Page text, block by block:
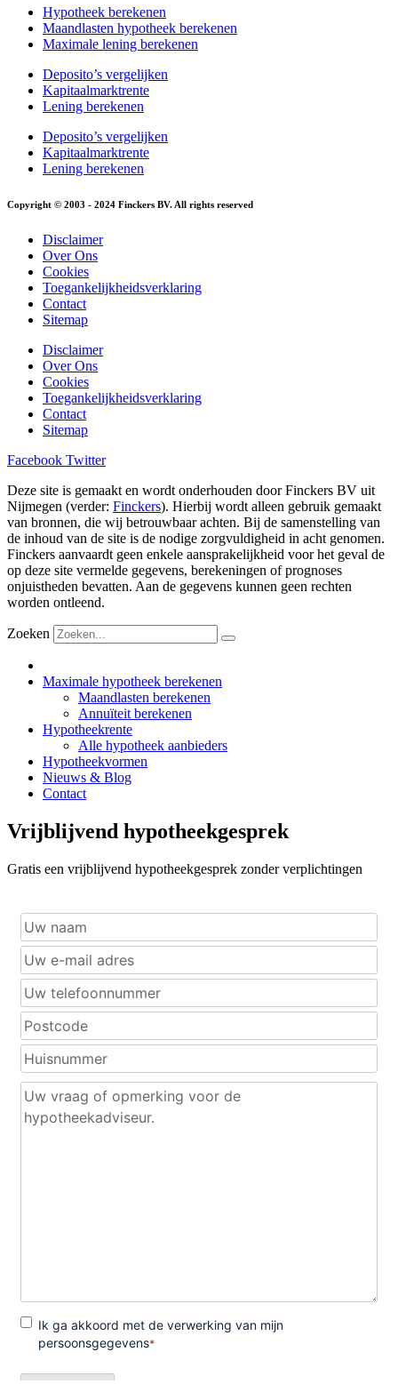
Hypotheek berekenen
Maandlasten hypotheek berekenen
Maximale lening berekenen
Deposito’s vergelijken
Kapitaalmarktrente
Lening berekenen
Deposito’s vergelijken
Kapitaalmarktrente
Lening berekenen
Copyright © 2003 - 2024 Finckers BV. All rights reserved
Disclaimer
Over Ons
Cookies
Toegankelijkheidsverklaring
Contact
Sitemap
Disclaimer
Over Ons
Cookies
Toegankelijkheidsverklaring
Contact
Sitemap
Facebook Twitter
Deze site is gemaakt en wordt onderhouden door Finckers BV uit
Nijmegen (verder: Finckers). Hierbij wordt alleen gebruik gemaakt
van bronnen, die wij betrouwbaar achten. Bij de samenstelling van
de inhoud van de site is de nodige zorgvuldigheid in acht genomen.
Finckers aanvaardt geen enkele aansprakelijkheid voor het geval de
op deze site vermelde gegevens, berekeningen of prognoses
onjuistheden bevatten. Aan de gegevens kunnen geen rechten
worden ontleend.
Zoeken
Maximale hypotheek berekenen
Maandlasten berekenen
Annuïteit berekenen
Hypotheekrente
Alle hypotheek aanbieders
Hypotheekvormen
Nieuws & Blog
Contact
Vrijblijvend hypotheekgesprek
Gratis een vrijblijvend hypotheekgesprek zonder verplichtingen